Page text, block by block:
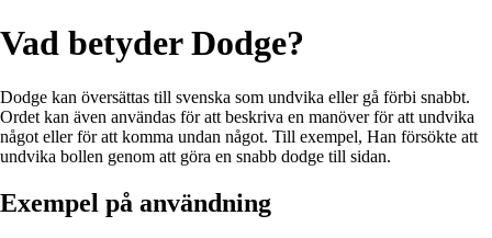
Vad betyder Dodge?
Dodge kan översättas till svenska som undvika eller gå förbi snabbt.
Ordet kan även användas för att beskriva en manöver för att undvika
något eller för att komma undan något. Till exempel, Han försökte att
undvika bollen genom att göra en snabb dodge till sidan.
Exempel på användning